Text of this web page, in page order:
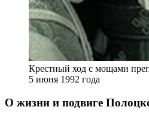
Крестный ход с мощами
5 июня 1992 года
О жизни и подвиге